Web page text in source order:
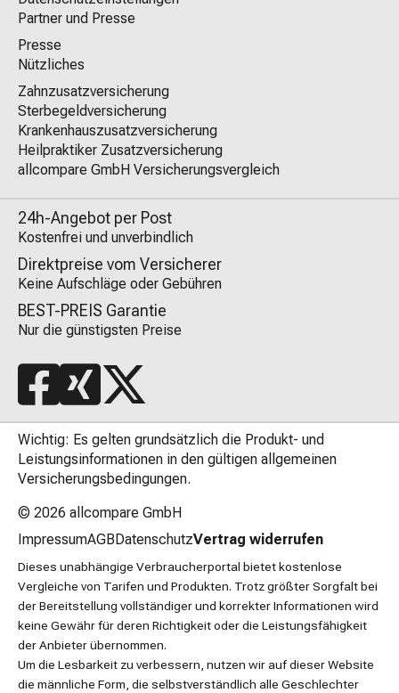
Partner und Presse
Presse
Nützliches
Zahnzusatzversicherung
Sterbegeldversicherung
Krankenhauszusatzversicherung
Heilpraktiker Zusatzversicherung
allcompare GmbH Versicherungsvergleich
24h-Angebot per Post
Kostenfrei und unverbindlich
Direktpreise vom Versicherer
Keine Aufschläge oder Gebühren
BEST-PREIS Garantie
Nur die günstigsten Preise
Wichtig: Es gelten grundsätzlich die Produkt- und
Leistungsinformationen in den gültigen allgemeinen
Versicherungsbedingungen.
© 2026 allcompare GmbH
ImpressumAGB DatenschutzVertrag widerrufen
Dieses unabhängige Verbraucherportal bietet kostenlose
Vergleiche von Tarifen und Produkten. Trotz größter Sorgfalt bei
der Bereitstellung vollständiger und korrekter Informationen wird
keine Gewähr für deren Richtigkeit oder die Leistungsfähigkeit
der Anbieter übernommen.
Um die Lesbarkeit zu verbessern, nutzen wir auf dieser Website
die männliche Form, die selbstverständlich alle Geschlechter